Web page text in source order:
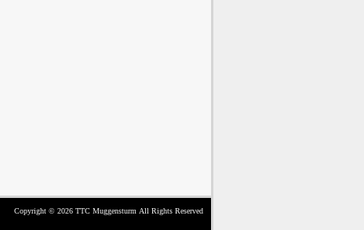
Copyright © 2026 TTC Muggensturm All Rights Reserved